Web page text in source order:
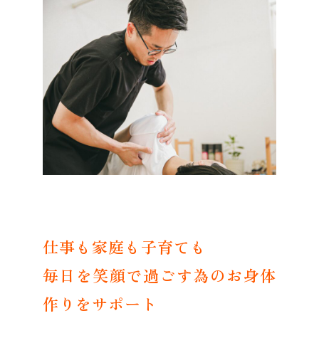
仕事も家庭も子育ても
毎日を笑顔で過ごす為のお身体
作りをサポート